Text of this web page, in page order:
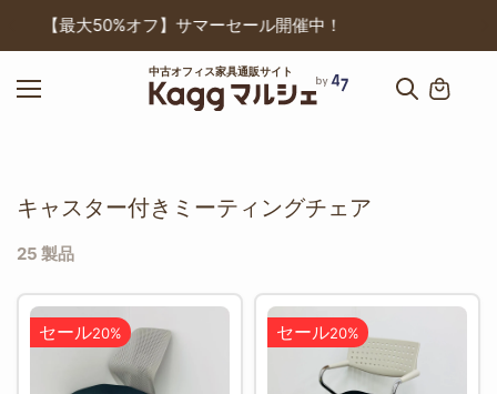
保証サービスが1年間に変更になりました！
中古オフィス家具通販サイト
キャスター付きミーティングチェア
25 製品
セール20% セール20%